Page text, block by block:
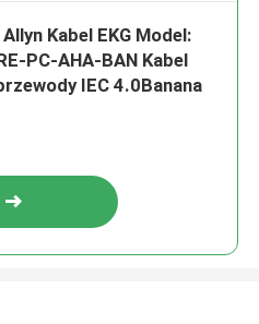
Kabel EKG Model:
PC-AHA-BAN Kabel
IEC 4.0Banana